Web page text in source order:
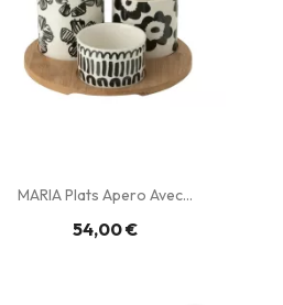
MARIA Plats Apero Avec...
54,00 €